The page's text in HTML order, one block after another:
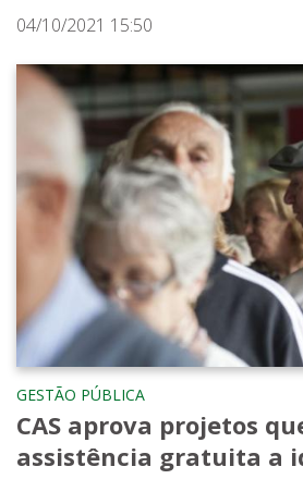
04/10/2021 15:50
GESTÃO PÚBLICA
CAS aprova projetos
assistência gratuita a